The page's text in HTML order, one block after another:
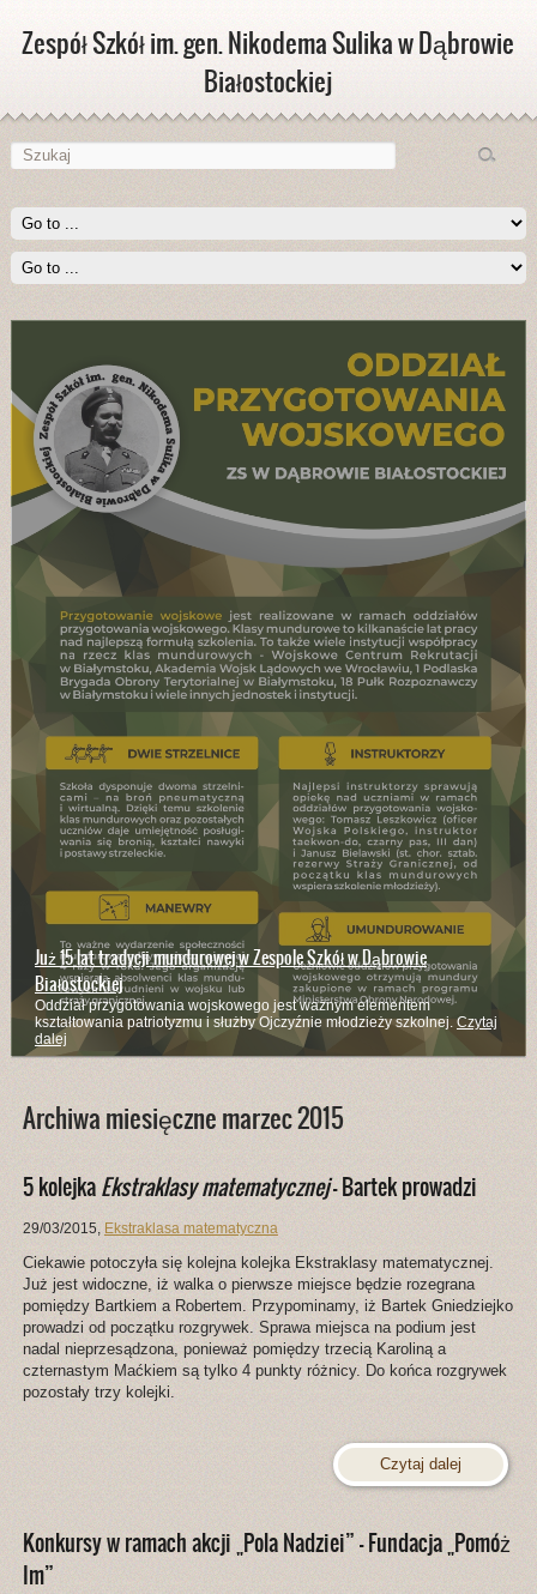
Zespół Szkół im. gen. Nikodema Sulika w Dąbrowie
Białostockiej
Już 15 lat tradycji mundurowej w Zespole Szkół w Dąbrowie
Białostockiej
Oddział przygotowania wojskowego jest ważnym elementem
kształtowania patriotyzmu i służby Ojczyźnie młodzieży szkolnej. Czytaj
dalej
Archiwa miesięczne marzec 2015
5 kolejkaEkstraklasy matematycznej– Bartek prowadzi
29/03/2015, Ekstraklasa matematyczna
Ciekawie potoczyła się kolejna kolejka Ekstraklasy matematycznej.
Już jest widoczne, iż walka o pierwsze miejsce będzie rozegrana
pomiędzy Bartkiem a Robertem. Przypominamy, iż Bartek Gniedziejko
prowadzi od początku rozgrywek. Sprawa miejsca na podium jest
nadal nieprzesądzona, ponieważ pomiędzy trzecią Karoliną a
czternastym Maćkiem są tylko 4 punkty różnicy. Do końca rozgrywek
pozostały trzy kolejki.
Czytaj dalej
Konkursy w ramach akcji „Pola Nadziei” – Fundacja „Pomóż
Im”